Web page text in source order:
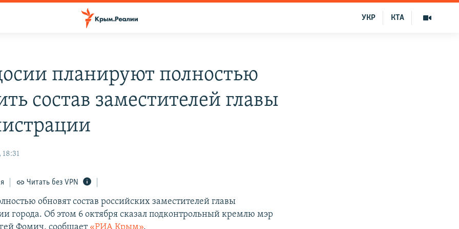
КТА
УКР
планируют полностью
состав заместителей главы
Читать без VPN
обновят состав российских заместителей главы
города. Об этом 6 октября сказал подконтрольный кремлю мэр